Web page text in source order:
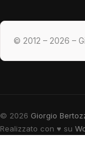
© 2012 – 2026 –
© 2026 Giorgio
Realizzato con ♥ su